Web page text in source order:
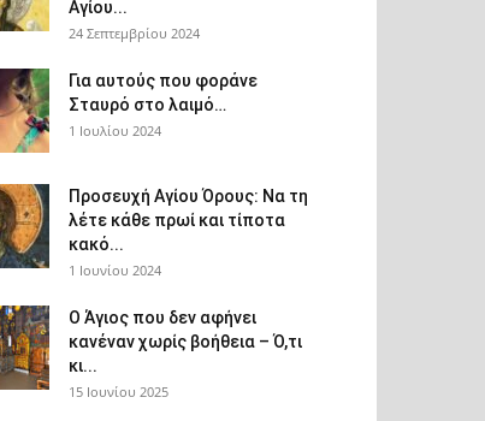
Αγίου...
24 Σεπτεμβρίου 2024
Για αυτούς που φοράνε
Σταυρό στο λαιμό…
1 Ιουλίου 2024
Προσευχή Αγίου Όρους: Να τη
λέτε κάθε πρωί και τίποτα
κακό...
1 Ιουνίου 2024
Ο Άγιος που δεν αφήνει
κανέναν χωρίς βοήθεια – Ό,τι
κι...
15 Ιουνίου 2025